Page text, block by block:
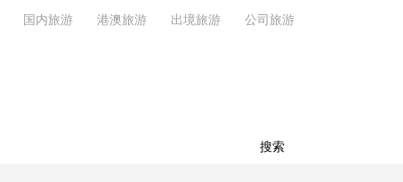
国内旅游 港澳旅游 出境旅游 公司旅游